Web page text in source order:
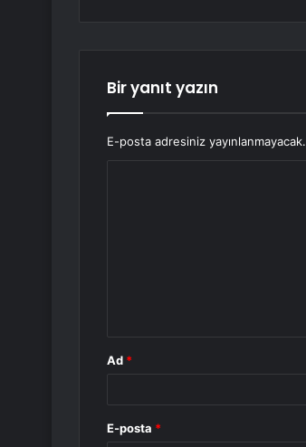
Bir yanıt yazın
E-posta adresiniz yayınlanmayacak.
Ad *
E-posta *